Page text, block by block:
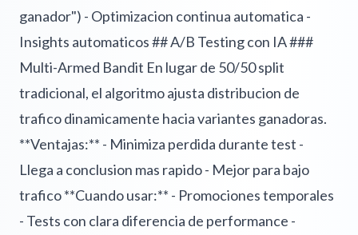
ganador") - Optimizacion continua automatica -
Insights automaticos ## A/B Testing con IA ###
Multi-Armed Bandit En lugar de 50/50 split
tradicional, el algoritmo ajusta distribucion de
trafico dinamicamente hacia variantes ganadoras.
**Ventajas:** - Minimiza perdida durante test -
Llega a conclusion mas rapido - Mejor para bajo
trafico **Cuando usar:** - Promociones temporales
- Tests con clara diferencia de performance -